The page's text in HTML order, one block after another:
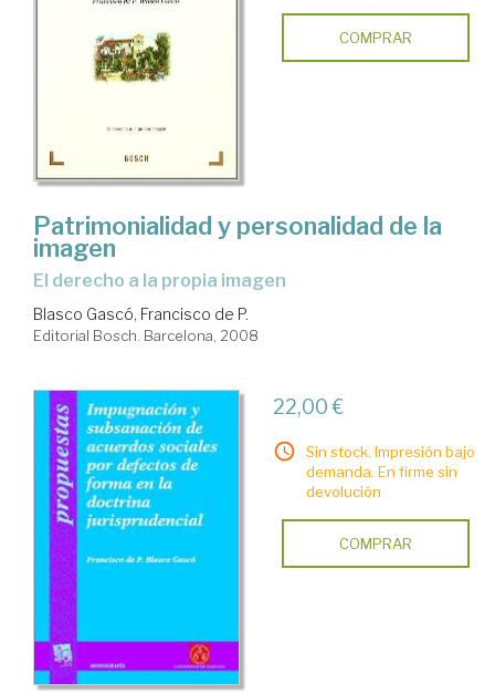
COMPRAR
Patrimonialidad y personalidad de la
imagen
el derecho a la propia imagen
Blasco Gascó, Francisco de P.
Editorial Bosch. Barcelona, 2008
22,00 €
Sin stock. Impresión bajo
demanda. En firme sin
devolución
COMPRAR